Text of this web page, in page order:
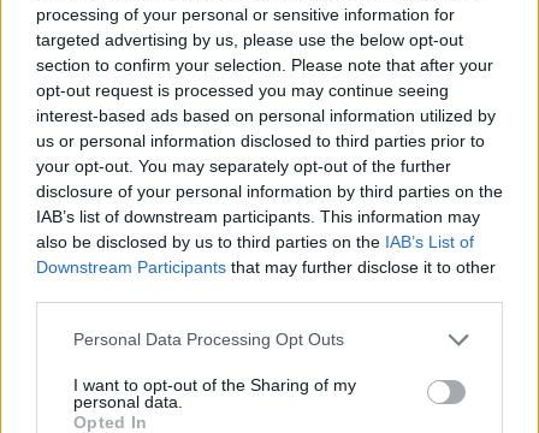
processing of your personal or sensitive information for
targeted advertising by us, please use the below opt-out
section to confirm your selection. Please note that after your
opt-out request is processed you may continue seeing
interest-based ads based on personal information utilized by
us or personal information disclosed to third parties prior to
your opt-out. You may separately opt-out of the further
disclosure of your personal information by third parties on the
IAB’s list of downstream participants. This information may
also be disclosed by us to third parties on the IAB’s List of
Downstream Participants that may further disclose it to other
Personal Data Processing Opt Outs
I want to opt-out of the Sharing of my
personal data.
Opted In
Kamarádka:srdce-nadlani
Říká o mně: •.¸✿ڿڰۣڿڰۣ— ¸.•💃🕴❤
´člověk je tak krásný ..jak krásné je
jeho srdce....děkuji za tvé
přátelství....MTR`•.¸✿ڿڰۣڿڰۣ— ¸.•´💃
🕴❤
Kamarádka:nikoleta50
Říká o mně:
Kamarádka: